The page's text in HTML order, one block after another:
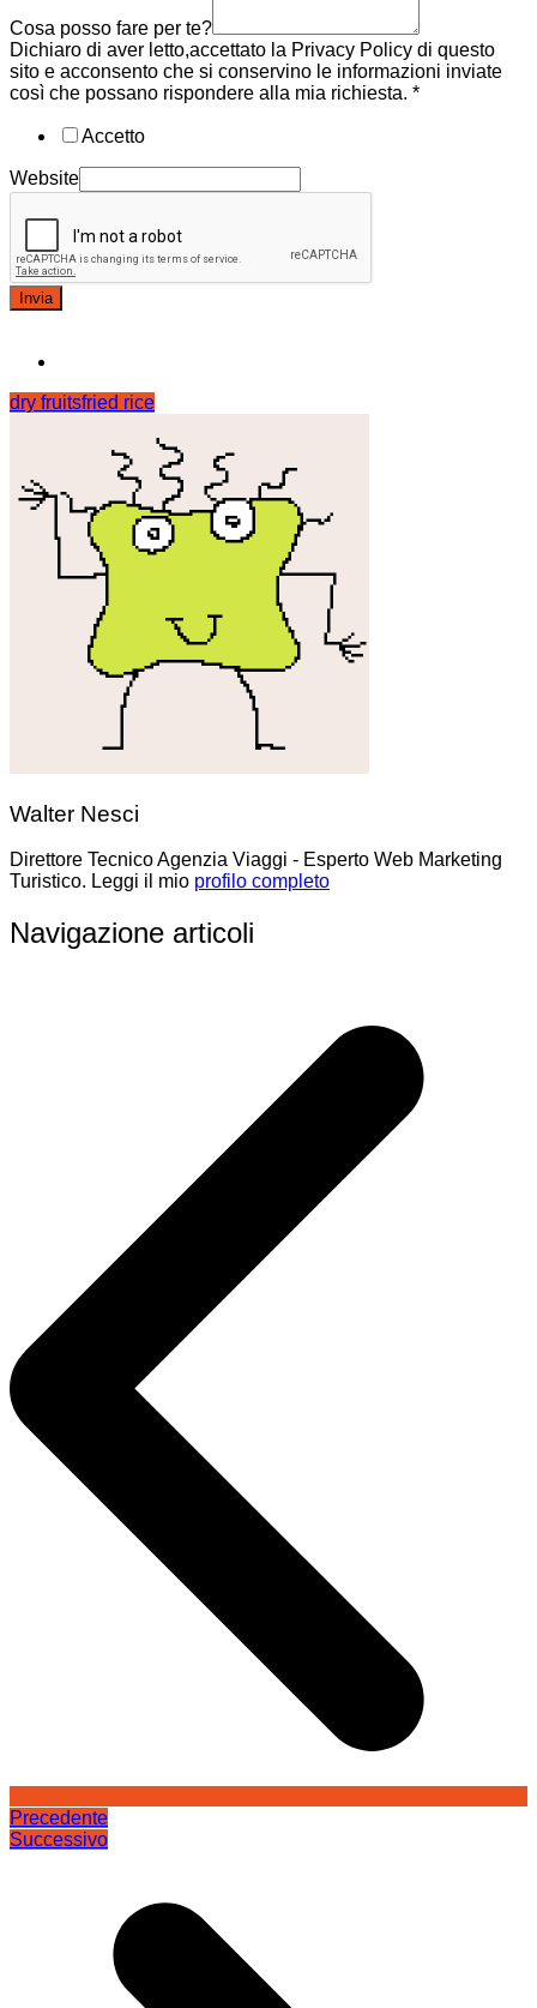
Cosa posso fare per te?
Dichiaro di aver letto,accettato la Privacy Policy di questo
sito e acconsento che si conservino le informazioni inviate
così che possano rispondere alla mia richiesta. *
Accetto
Website
Invia
dry fruitsfried rice
Walter Nesci
Direttore Tecnico Agenzia Viaggi - Esperto Web Marketing
Turistico. Leggi il mio profilo completo
Navigazione articoli
Precedente
Successivo